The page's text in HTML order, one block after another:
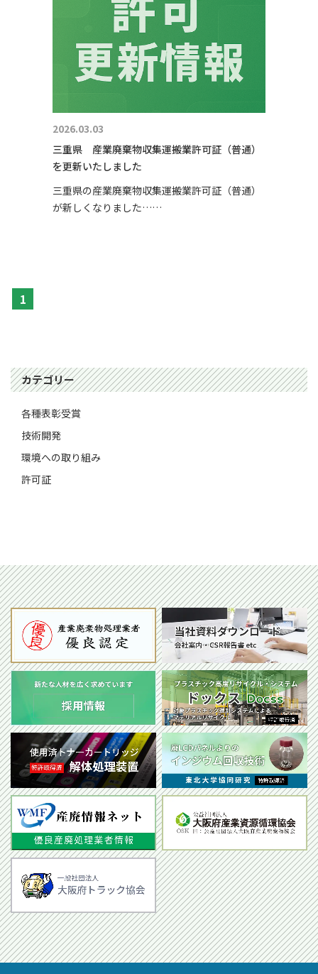
2026.03.03
三重県 産業廃棄物収集運搬業許可証（普通）
を更新いたしました
三重県の産業廃棄物収集運搬業許可証（普通）
が新しくなりました……
1
カテゴリー
各種表彰受賞
技術開発
環境への取り組み
許可証